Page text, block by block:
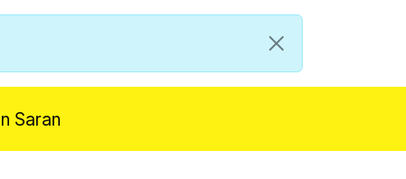
Saran